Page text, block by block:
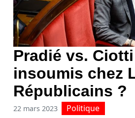
Pradié vs.
insoumis chez
Républicains ?
22 mars 2023 Politique